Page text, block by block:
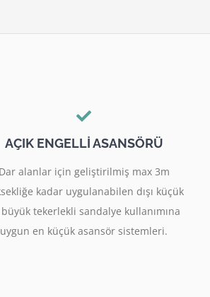
AÇIK ENGELLİ ASANSÖRÜ
Dar alanlar için geliştirilmiş max 3m
kadar uygulanabilen dışı küçük
tekerlekli sandalye kullanımına
uygun en küçük asansör sistemleri.